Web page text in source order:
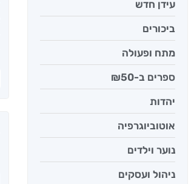
עידן חדש
ביכורים
מתח ופעולה
ספרים ב-₪50
יהדות
אוטוביוגרפיה
נוער וילדים
ניהול ועסקים